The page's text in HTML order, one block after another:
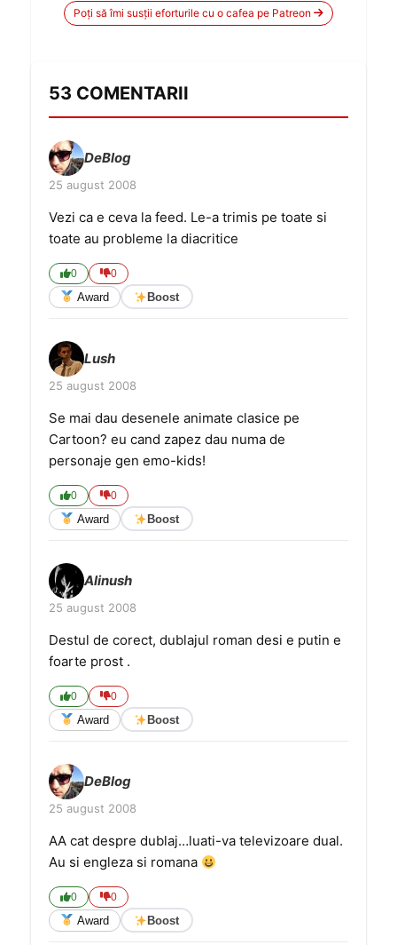
Poți să îmi susții eforturile cu o cafea pe Patreon
53 COMENTARII
DeBlog
25 august 2008
Vezi ca e ceva la feed. Le-a trimis pe toate si
toate au probleme la diacritice
0 0
Award Boost
Lush
25 august 2008
Se mai dau desenele animate clasice pe
Cartoon? eu cand zapez dau numa de
personaje gen emo-kids!
0 0
Award Boost
Alinush
25 august 2008
Destul de corect, dublajul roman desi e putin e
foarte prost .
0 0
Award Boost
DeBlog
25 august 2008
AA cat despre dublaj…luati-va televizoare dual.
Au si engleza si romana
0 0
Award Boost